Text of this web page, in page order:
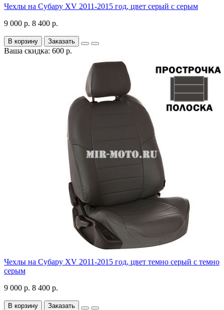
Чехлы на Субару XV 2011-2015 год, цвет серый с серым
9 000 р. 8 400 р.
В корзину Заказать
Ваша скидка: 600 р.
Чехлы на Субару XV 2011-2015 год, цвет темно серый с темно
серым
9 000 р. 8 400 р.
В корзину Заказать